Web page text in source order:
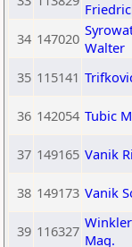
34 147020 Walter
35 115141
36 142054 Tubic
37 149165 Vanik
38 149173 Vanik
39 116327 Mag.